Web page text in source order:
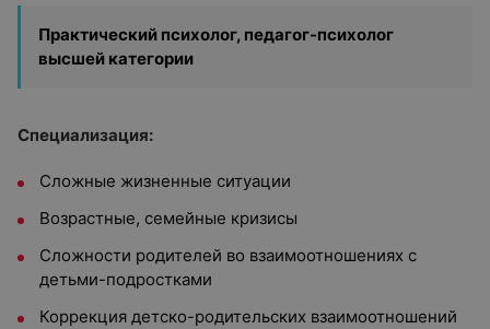
Практический психолог, педагог-психолог
высшей категории
Специализация:
Сложные жизненные ситуации
Возрастные, семейные кризисы
Сложности родителей во взаимоотношениях с
детьми-подростками
Коррекция детско-родительских взаимоотношений